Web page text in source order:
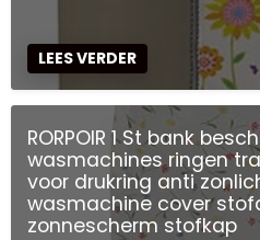
LEES VERDER
RORPOIR 1 St bank
wasmachines ringen
voor drukring anti
wasmachine cover
zonnescherm stofkap